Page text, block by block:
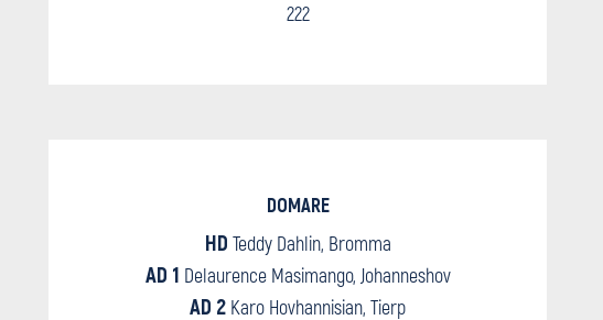
222
DOMARE
HD Teddy Dahlin, Bromma
AD 1 Delaurence Masimango, Johanneshov
AD 2 Karo Hovhannisian, Tierp